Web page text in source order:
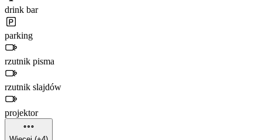
drink bar
parking
rzutnik pisma
rzutnik slajdów
projektor